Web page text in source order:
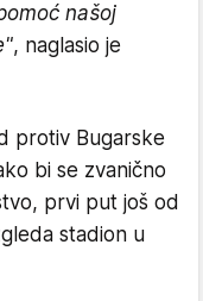
našoj
, naglasio je
protiv Bugarske
bi se zvanično
prvi put još od
stadion u